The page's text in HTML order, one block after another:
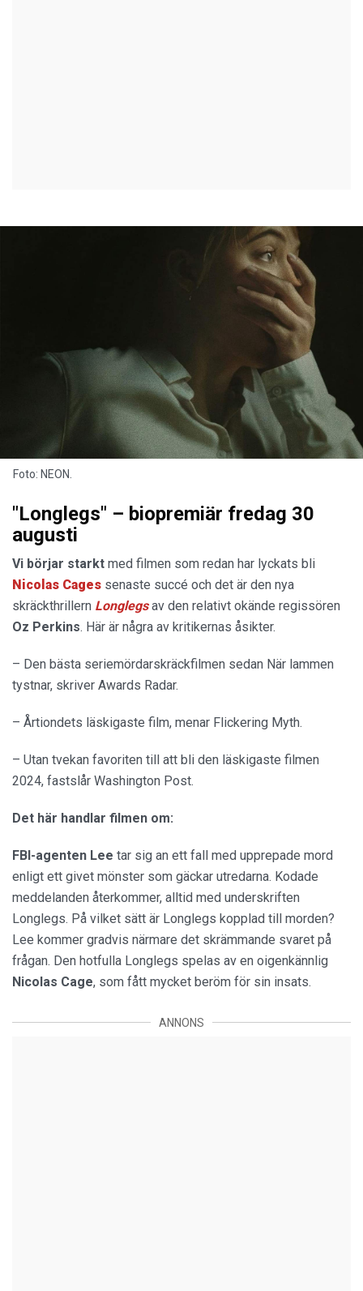
Foto: NEON.
"Longlegs" – biopremiär fredag 30
augusti
Vi börjar starkt med filmen som redan har lyckats bli
Nicolas Cages senaste succé och det är den nya
skräckthrillern Longlegsav den relativt okände regissören
Oz Perkins. Här är några av kritikernas åsikter.
– Den bästa seriemördarskräckfilmen sedan När lammen
tystnar, skriver Awards Radar.
– Årtiondets läskigaste film, menar Flickering Myth.
– Utan tvekan favoriten till att bli den läskigaste filmen
2024, fastslår Washington Post.
Det här handlar filmen om:
FBI-agenten Lee tar sig an ett fall med upprepade mord
enligt ett givet mönster som gäckar utredarna. Kodade
meddelanden återkommer, alltid med underskriften
Longlegs. På vilket sätt är Longlegs kopplad till morden?
Lee kommer gradvis närmare det skrämmande svaret på
frågan. Den hotfulla Longlegs spelas av en oigenkännlig
Nicolas Cage, som fått mycket beröm för sin insats.
ANNONS